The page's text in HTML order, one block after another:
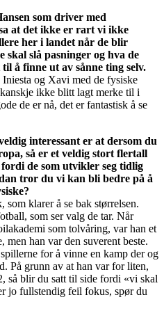
som driver med
at det ikke er rart vi ikke
her i landet når de blir
slå pasninger og hva de
å finne ut av sånne ting selv.
og Xavi med de fysiske
ikke blitt lagt merke til i
de er nå, det er fantastisk å se
interessant er at dersom du
så er et veldig stort flertall
de som utvikler seg tidlig
tror du vi kan bli bedre på å
klarer å se bak størrelsen.
som ser valg de tar. Når
som tolvåring, var han et
men han var den suverent beste.
for å vinne en kamp der og
På grunn av at han var for liten,
så blir du satt til side fordi «vi skal
jo fullstendig feil fokus, spør du